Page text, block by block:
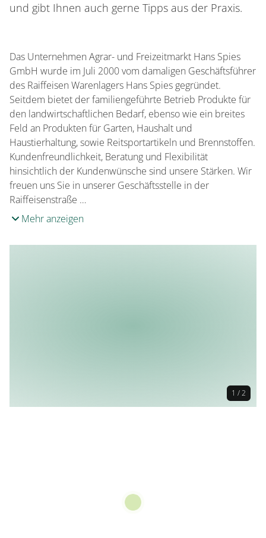
und gibt Ihnen auch gerne Tipps aus der Praxis.
Das Unternehmen Agrar- und Freizeitmarkt Hans Spies
GmbH wurde im Juli 2000 vom damaligen Geschäftsführer
des Raiffeisen Warenlagers Hans Spies gegründet.
Seitdem bietet der familiengeführte Betrieb Produkte für
den landwirtschaftlichen Bedarf, ebenso wie ein breites
Feld an Produkten für Garten, Haushalt und
Haustierhaltung, sowie Reitsportartikeln und Brennstoffen.
Kundenfreundlichkeit, Beratung und Flexibilität
hinsichtlich der Kundenwünsche sind unsere Stärken. Wir
freuen uns Sie in unserer Geschäftsstelle in der
Raiffeisenstraße …
Mehr anzeigen
1 / 2